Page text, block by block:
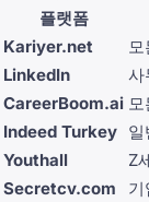
플랫폼
Kariyer.net
LinkedIn
사
CareerBoom.ai
Indeed Turkey 일
Youthall
Z
Secretcv.com
기